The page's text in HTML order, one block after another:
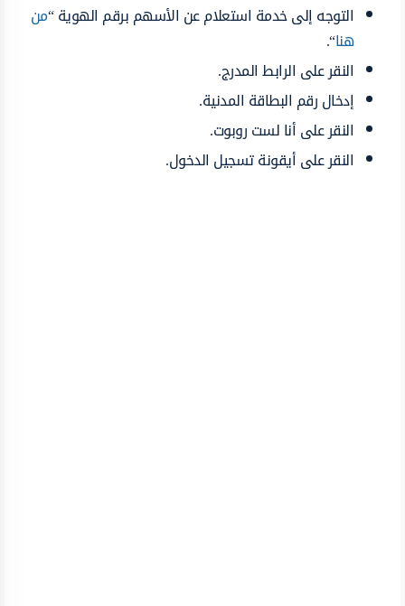
التوجه إلى خدمة استعلام عن الأسهم برقم الهوية “من
هنا“.
النقر على الرابط المدرج.
إدخال رقم البطاقة المدنية.
النقر على أنا لست روبوت.
النقر على أيقونة تسجيل الدخول.